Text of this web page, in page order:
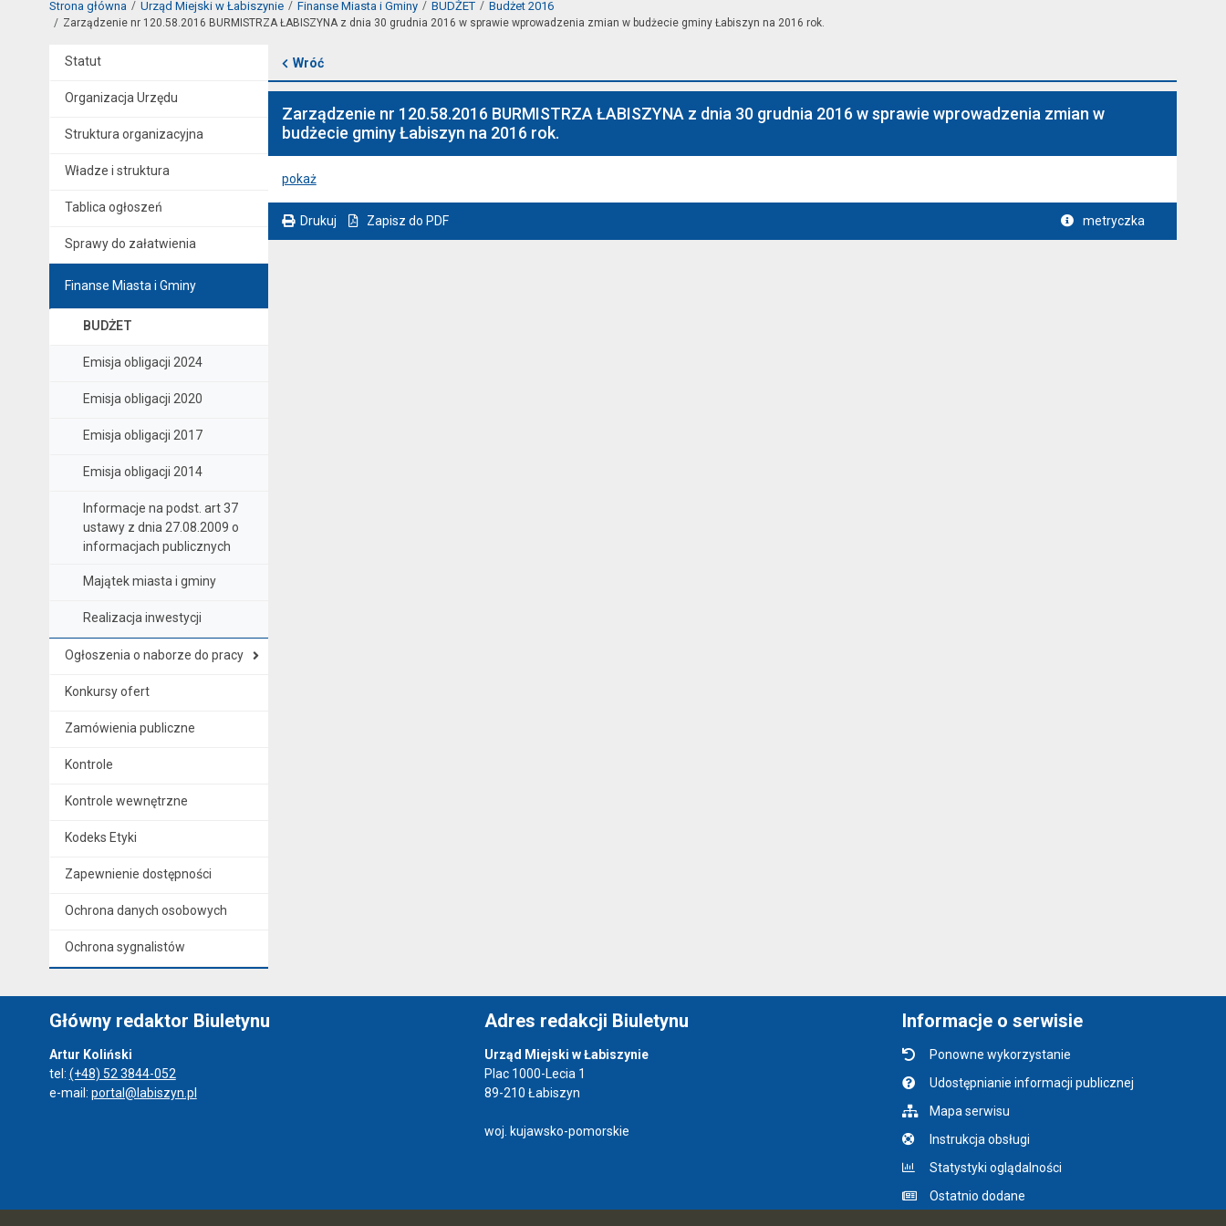
Strona główna Urząd Miejski w Łabiszynie Finanse Miasta i Gminy BUDŻET Budżet 2016
Zarządzenie nr 120.58.2016 BURMISTRZA ŁABISZYNA z dnia 30 grudnia 2016 w sprawie wprowadzenia zmian w budżecie gminy Łabiszyn na 2016 rok.
Statut
Organizacja Urzędu
Struktura organizacyjna
Władze i struktura
Tablica ogłoszeń
Sprawy do załatwienia
Finanse Miasta i Gminy
BUDŻET
Emisja obligacji 2024
Emisja obligacji 2020
Emisja obligacji 2017
Emisja obligacji 2014
Informacje na podst. art 37
ustawy z dnia 27.08.2009 o
informacjach publicznych
Majątek miasta i gminy
Realizacja inwestycji
Ogłoszenia o naborze do pracy
Konkursy ofert
Zamówienia publiczne
Kontrole
Kontrole wewnętrzne
Kodeks Etyki
Zapewnienie dostępności
Ochrona danych osobowych
Ochrona sygnalistów
Wróć
Zarządzenie nr 120.58.2016 BURMISTRZA ŁABISZYNA z dnia 30 grudnia 2016 w sprawie wprowadzenia zmian w
budżecie gminy Łabiszyn na 2016 rok.
pokaż
Drukuj Zapisz do PDF metryczka
Główny redaktor Biuletynu
Artur Koliński
tel: (+48) 52 3844-052
e-mail: portal@labiszyn.pl
Adres redakcji Biuletynu
Urząd Miejski w Łabiszynie
Plac 1000-Lecia 1
89-210 Łabiszyn
woj. kujawsko-pomorskie
Informacje o serwisie
Ponowne wykorzystanie
Udostępnianie informacji publicznej
Mapa serwisu
Instrukcja obsługi
Statystyki oglądalności
Ostatnio dodane